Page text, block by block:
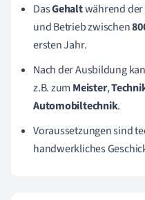
DasGehaltwährend der
und Betrieb zwischen
ersten Jahr.
Nach der Ausbildung
z.B. zum Meister,
Automobiltechnik.
Voraussetzungen sind
handwerkliches